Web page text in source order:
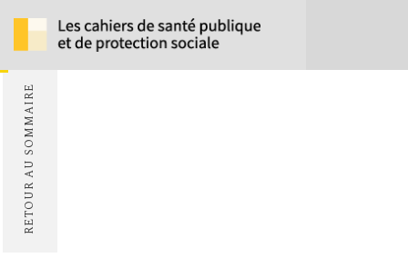
RETOUR AU SOMMAIRE